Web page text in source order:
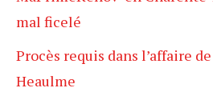
mal ficelé
Procès requis dans l’affaire
Heaulme